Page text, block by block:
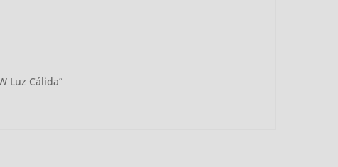
Luz Cálida”